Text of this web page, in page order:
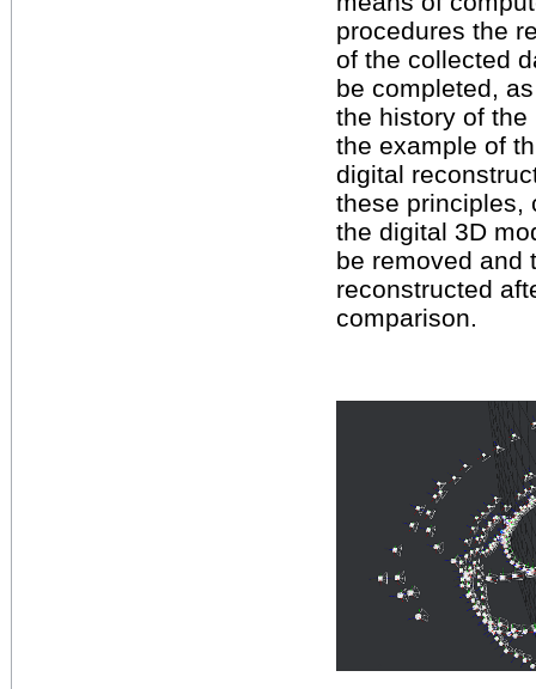
procedures the
of the collected
be completed,
the history of
the example of
digital
these principles,
the digital 3D
be removed and
reconstructed
comparison.